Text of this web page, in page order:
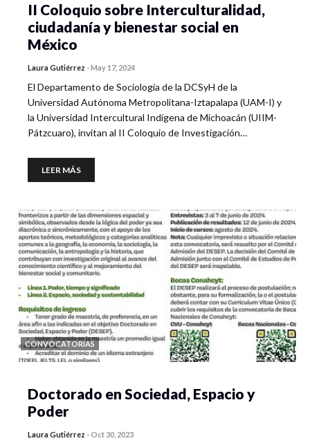
II Coloquio sobre Interculturalidad,
ciudadanía y bienestar social en
México
Laura Gutiérrez -May 17, 2024
El Departamento de Sociología de la DCSyH de la
Universidad Autónoma Metropolitana-Iztapalapa (UAM-I) y
la Universidad Intercultural Indígena de Michoacán (UIIM-
Pátzcuaro), invitan al II Coloquio de Investigación…
LEER MÁS
CONVOCATORIAS
Doctorado en Sociedad, Espacio y
Poder
Laura Gutiérrez -Oct 30, 2023